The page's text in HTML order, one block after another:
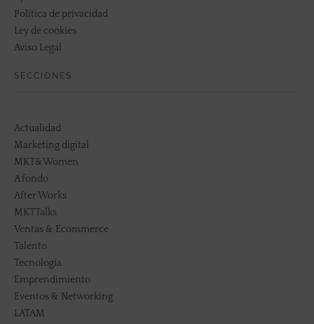
Política de privacidad
Ley de cookies
Aviso Legal
SECCIONES
Actualidad
Marketing digital
MKT&Women
A fondo
After Works
MKTTalks
Ventas & Ecommerce
Talento
Tecnología
Emprendimiento
Eventos & Networking
LATAM